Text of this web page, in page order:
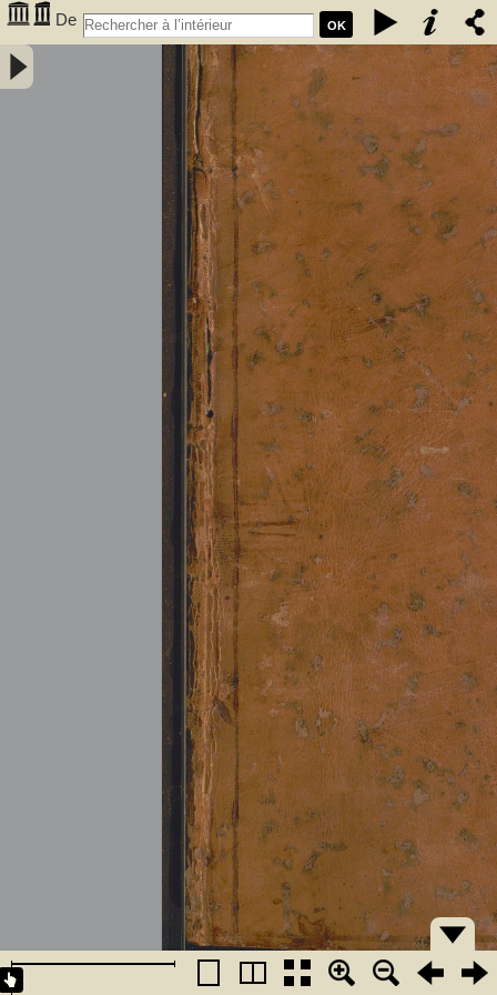
OK
De
l'électricité des végétaux : ouvrage dans lequel on traite de
l'électricité de l'atmosphere sur les plantes, de ses effets sur
l'économie des végétaux, de leurs vertus médico & nutritivo-
électriques, & principalement des moyens de pratique de l'appliquer
utilement à l'agriculture, avec l'invention d'un électro-végétometre .
Avec figures en taille-douce. Par M. l'Abbé Bertholon, de S. Lazare,
professeur de physique expérimentale des états généraux de la
province de Languedoc ... - Bertholon, Pierre Nicolas (abbé ; 1742-